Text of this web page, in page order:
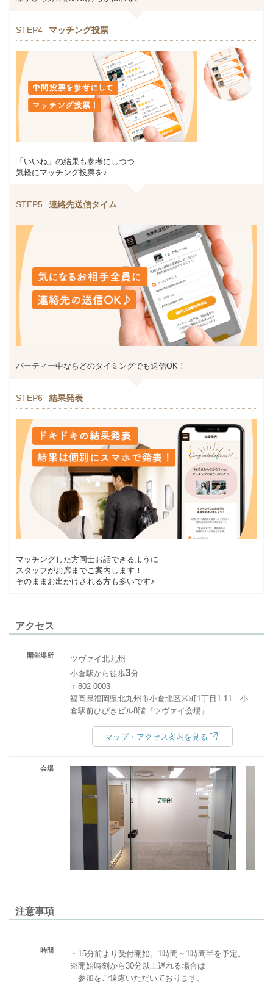
STEP4 マッチング投票
「いいね」の結果も参考にしつつ
気軽にマッチング投票を♪
STEP5 連絡先送信タイム
パーティー中ならどのタイミングでも送信OK！
STEP6 結果発表
マッチングした方同士お話できるように
スタッフがお席までご案内します！
そのままお出かけされる方も多いです♪
アクセス
開催場所
ツヴァイ北九州
小倉駅から徒歩3分
〒802-0003
福岡県福岡県北九州市小倉北区米町1丁目1-11 小
倉駅前ひびきビル8階『ツヴァイ会場』
マップ・アクセス案内を見る
会場
注意事項
時間
・15分前より受付開始。1時間～1時間半を予定。
※開始時刻から30分以上遅れる場合は
参加をご遠慮いただいております。